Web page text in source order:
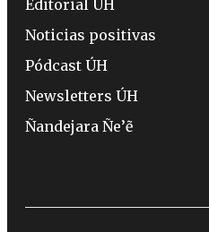
Editorial ÚH
Noticias positivas
Pódcast ÚH
Newsletters ÚH
Ñandejara Ñe’ẽ